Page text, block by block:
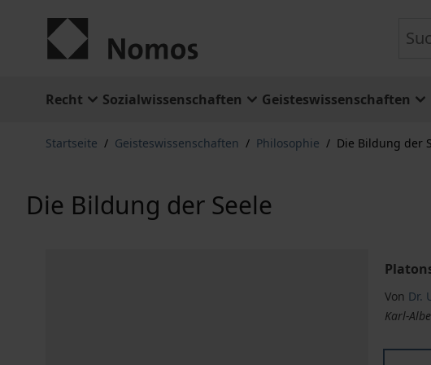
Recht Sozialwissenschaften Geisteswissenschaften
Startseite / Geisteswissenschaften / Philosophie / Die Bildung der
Die Bildung der Seele
Von Dr.
Karl-